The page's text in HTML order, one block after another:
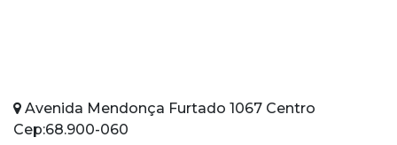
Avenida Mendonça Furtado 1067 Centro
Cep:68.900-060